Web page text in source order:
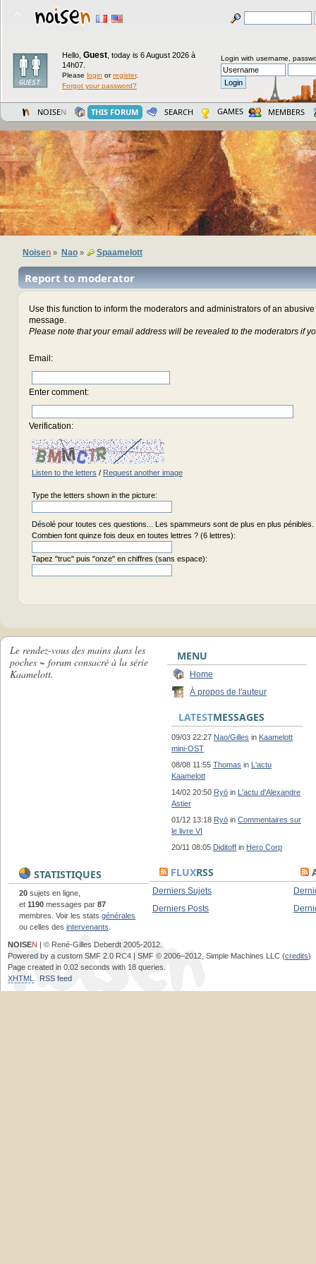
Hello, Guest today is 6 August 2026 à
14h07.
Please login orregister.
Forgot your password?
Login with username,
NOISEN THIS FORUM SEARCH GAMES MEMBERS
Noisen » Nao» Spaamelott
Report to moderator
Use this function to inform the moderators and administrators of an
message.
Please note that your email address will be revealed to the moderators if
Email :
Enter comment:
Verification:
Listen to the letters / Request another image
Type the letters shown in the picture:
Désolé pour toutes ces questions... Les spammeurs sont de plus en plus pénibles.
Combien font quinze fois deux en toutes lettres ? (6 lettres):
Tapez "truc" puis "onze" en chiffres (sans espace):
Le rendez-vous des mains dans les
poches ~ forum consacré à la série
Kaamelott.
MENU
Home
À propos de l'auteur
LATESTMESSAGES
09/03 22:27 Nao/Gilles in Kaamelott
mini-OST
08/08 11:55 Thomas in L'actu
Kaamelott
14/02 20:50 Ryō in L'actu d'Alexandre
Astier
01/12 13:18 Ryō in Commentaires sur
le livre VI
20/11 08:05 Diditoff in Hero Corp
STATISTIQUES
20 sujets en ligne,
et 1190 messages par 87
membres. Voir les stats générales
ou celles des intervenants
FLUXRSS
Derniers Sujets
Derniers Posts
NOISEN | © René-Gilles Deberdt 2005-2012.
Powered by a custom SMF 2.0 RC4 | SMF © 2006–2012, Simple Machines LLC (credits)
Page created in 0.02 seconds with 18 queries.
XHTML
RSS feed